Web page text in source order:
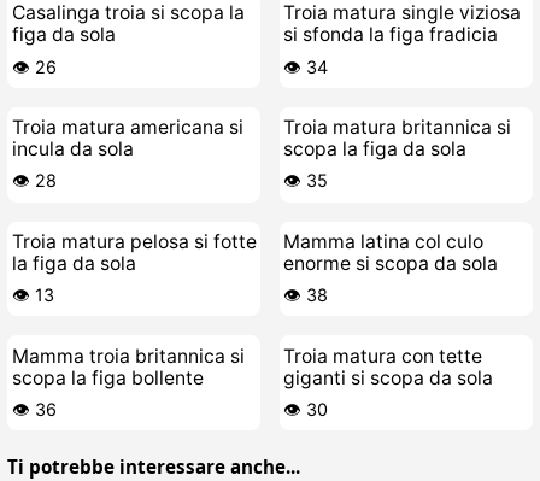
Casalinga troia si scopa la
figa da sola
👁️ 26
Troia matura single viziosa
si sfonda la figa fradicia
👁️ 34
Troia matura americana si
incula da sola
👁️ 28
Troia matura britannica si
scopa la figa da sola
👁️ 35
Troia matura pelosa si fotte
la figa da sola
👁️ 13
Mamma latina col culo
enorme si scopa da sola
👁️ 38
Mamma troia britannica si
scopa la figa bollente
👁️ 36
Troia matura con tette
giganti si scopa da sola
👁️ 30
Ti potrebbe interessare anche...